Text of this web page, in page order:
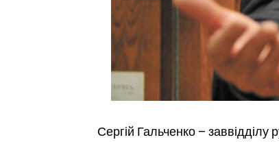
Сергій Гальченко – заввідділу